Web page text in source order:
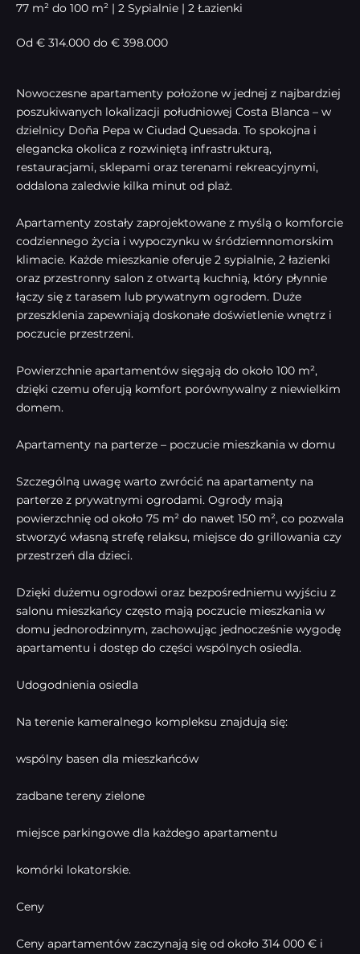
77 m² do 100 m² | 2 Sypialnie | 2 Łazienki
Od € 314.000 do € 398.000
Nowoczesne apartamenty położone w jednej z najbardziej
poszukiwanych lokalizacji południowej Costa Blanca – w
dzielnicy Doña Pepa w Ciudad Quesada. To spokojna i
elegancka okolica z rozwiniętą infrastrukturą,
restauracjami, sklepami oraz terenami rekreacyjnymi,
oddalona zaledwie kilka minut od plaż.
Apartamenty zostały zaprojektowane z myślą o komforcie
codziennego życia i wypoczynku w śródziemnomorskim
klimacie. Każde mieszkanie oferuje 2 sypialnie, 2 łazienki
oraz przestronny salon z otwartą kuchnią, który płynnie
łączy się z tarasem lub prywatnym ogrodem. Duże
przeszklenia zapewniają doskonałe doświetlenie wnętrz i
poczucie przestrzeni.
Powierzchnie apartamentów sięgają do około 100 m²,
dzięki czemu oferują komfort porównywalny z niewielkim
domem.
Apartamenty na parterze – poczucie mieszkania w domu
Szczególną uwagę warto zwrócić na apartamenty na
parterze z prywatnymi ogrodami. Ogrody mają
powierzchnię od około 75 m² do nawet 150 m², co pozwala
stworzyć własną strefę relaksu, miejsce do grillowania czy
przestrzeń dla dzieci.
Dzięki dużemu ogrodowi oraz bezpośredniemu wyjściu z
salonu mieszkańcy często mają poczucie mieszkania w
domu jednorodzinnym, zachowując jednocześnie wygodę
apartamentu i dostęp do części wspólnych osiedla.
Udogodnienia osiedla
Na terenie kameralnego kompleksu znajdują się:
wspólny basen dla mieszkańców
zadbane tereny zielone
miejsce parkingowe dla każdego apartamentu
komórki lokatorskie.
Ceny
Ceny apartamentów zaczynają się od około 314 000 € i